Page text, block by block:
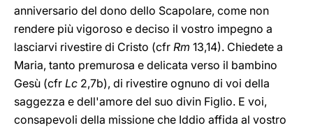
anniversario del dono dello Scapolare, come non
rendere più vigoroso e deciso il vostro impegno a
lasciarvi rivestire di Cristo (cfr Rm 13,14). Chiedete a
Maria, tanto premurosa e delicata verso il bambino
Gesù (cfr Lc 2,7b), di rivestire ognuno di voi della
saggezza e dell'amore del suo divin Figlio. E voi,
consapevoli della missione che Iddio affida al vostro